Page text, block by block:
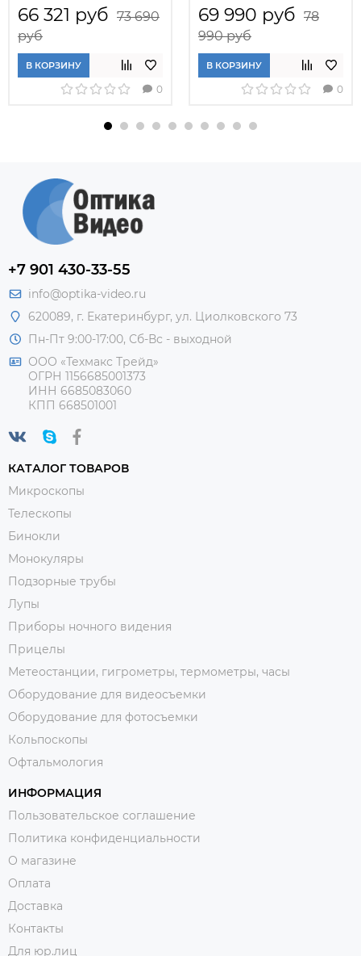
66 321 руб 73 690
руб
В КОРЗИНУ
0
69 990 руб 78
990 руб
В КОРЗИНУ
0
+7 901 430-33-55
info@optika-video.ru
620089, г. Екатеринбург, ул. Циолковского 73
Пн-Пт 9:00-17:00, Сб-Вс - выходной
ООО «Техмакс Трейд»
ОГРН 1156685001373
ИНН 6685083060
КПП 668501001
КАТАЛОГ ТОВАРОВ
Микроскопы
Телескопы
Бинокли
Монокуляры
Подзорные трубы
Лупы
Приборы ночного видения
Прицелы
Метеостанции, гигрометры, термометры, часы
Оборудование для видеосъемки
Оборудование для фотосъемки
Кольпоскопы
Офтальмология
ИНФОРМАЦИЯ
Пользовательское соглашение
Политика конфиденциальности
О магазине
Оплата
Доставка
Контакты
Для юр.лиц